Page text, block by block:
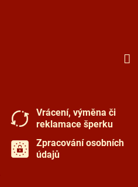
Vrácení, výměna či
reklamace šperku
Zpracování osobních
údajů